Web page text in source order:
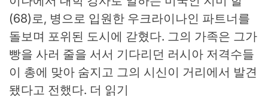
(68)로, 병으로 입원한 우크라이나인 파트너를
돌보며 포위된 도시에 갇혔다. 그의 가족은 그가
빵을 사러 줄을 서서 기다리던 러시아 저격수들
이 총에 맞아 숨지고 그의 시신이 거리에서 발견
됐다고 전했다. 더 읽기